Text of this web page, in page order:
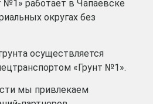
№1» работает в Чапаевске
округах без
осуществляется
«Грунт №1».
мы привлекаем